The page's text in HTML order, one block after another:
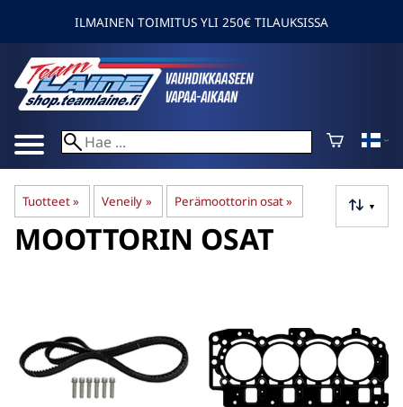
ILMAINEN TOIMITUS YLI 250€ TILAUKSISSA
Tuotteet‪» Veneily ‪» Perämoottorin osat‪» ▼
MOOTTORIN OSAT